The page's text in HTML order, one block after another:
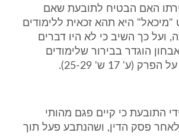
האם הבטיח לתובעת שאם
היא תהא זכאית ללימודים
ועל כך השיב כי לא היו דברים
הוגדר בבירור שלימודים
(ע' 17 ש' 25-29).
התובעת כי קיים פגם מהותי
פסק הדין, ושהנתבע פעל תוך